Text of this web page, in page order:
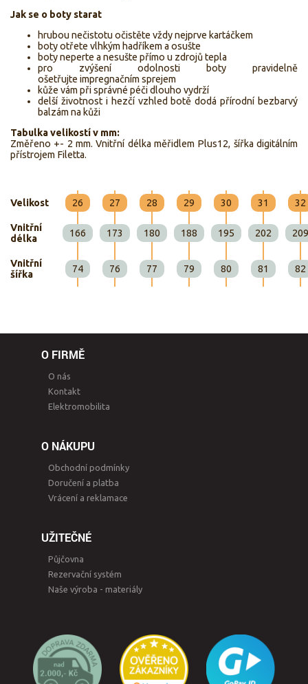
Jak se o boty starat
hrubou nečistotu očistěte vždy nejprve kartáčkem
boty otřete vlhkým hadříkem a osušte
boty neperte a nesušte přímo u zdrojů tepla
pro zvýšení odolnosti boty pravidelně
ošetřujte impregnačním sprejem
kůže vám při správné péči dlouho vydrží
delší životnost i hezčí vzhled botě dodá přírodní bezbarvý
balzám na kůži
Tabulka velikostí v mm:
Změřeno +- 2 mm. Vnitřní délka měřidlem Plus12, šířka digitálním
přístrojem Filetta.
Velikost 26 27 28 29 30 31 32
Vnitřní
délka
166 173 180 188 195 202 209
Vnitřní
šířka
74 76 77 79 80 81 82
O FIRMĚ
O nás
Kontakt
Elektromobilita
O NÁKUPU
Obchodní podmínky
Doručení a platba
Vrácení a reklamace
UŽITEČNÉ
Půjčovna
Rezervační systém
Naše výroba - materiály